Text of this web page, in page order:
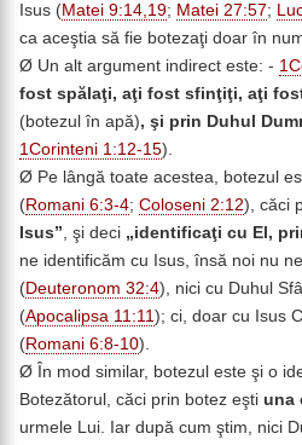
Isus (Matei 9:14,19; Matei 27:57;
ca aceştia să fie botezaţi doar în
Ø Un alt argument indirect este: -
fost spălaţi, aţi fost sfinţiţi, aţi
(botezul în apă), şi prin Duhul
1Corinteni 1:12-15).
Ø Pe lângă toate acestea, botezul
(Romani 6:3-4; Coloseni 2:12), căci
Isus”, şi deci „identificaţi cu El,
ne identificăm cu Isus, însă noi nu
(Deuteronom 32:4), nici cu Duhul
(Apocalipsa 11:11); ci, doar cu Isus
(Romani 6:8-10).
Ø În mod similar, botezul este şi o
Botezătorul, căci prin botez eşti una
urmele Lui. Iar după cum ştim, nici